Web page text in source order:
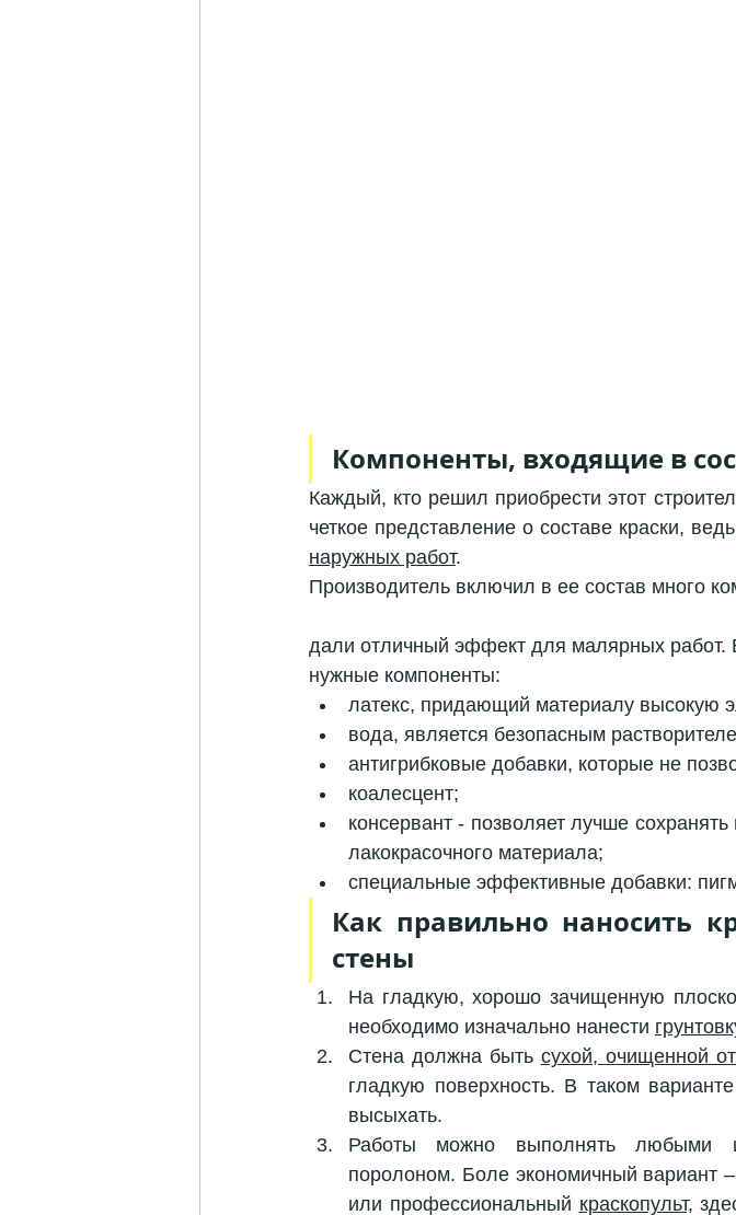
Компоненты, входящие в
Каждый, кто решил приобрести этот
четкое представление о составе краски,
наружных работ.
Производитель включил в ее состав много
дали отличный эффект для малярных
нужные компоненты:
латекс, придающий материалу высокую
вода, является безопасным
антигрибковые добавки, которые не
коалесцент;
консервант - позволяет лучше
лакокрасочного материала;
специальные эффективные добавки:
Как правильно наносить
стены
На гладкую, хорошо зачищенную
необходимо изначально нанести
Стена должна быть сухой, очищенной
гладкую поверхность. В таком
высыхать.
Работы можно выполнять любыми
поролоном. Боле экономичный вариант
или профессиональный краскопульт,